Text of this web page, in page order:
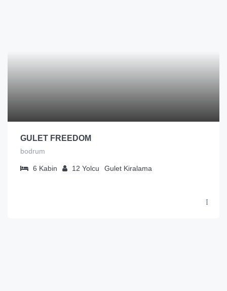
GULET FREEDOM
bodrum
6 Kabin 12 Yolcu Gulet Kiralama